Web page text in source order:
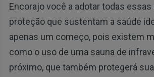
Encorajo você a adotar todas
proteção que sustentam a saúde
apenas um começo, pois existem
como o uso de uma sauna de
próximo, que também protegerá